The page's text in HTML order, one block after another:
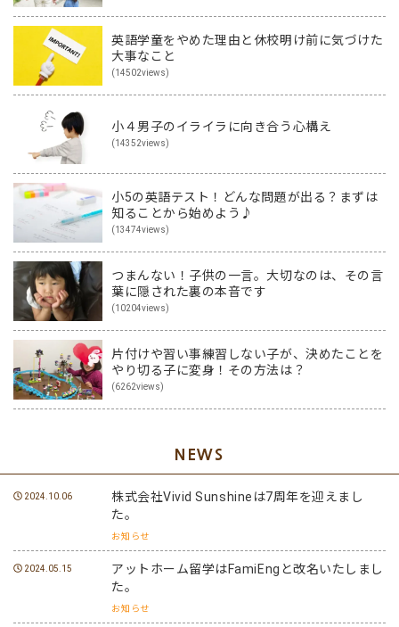
英語学童をやめた理由と休校明け前に気づけた
大事なこと
(14502views)
小４男子のイライラに向き合う心構え
(14352views)
小5の英語テスト！どんな問題が出る？まずは
知ることから始めよう♪
(13474views)
つまんない！子供の一言。大切なのは、その言
葉に隠された裏の本音です
(10204views)
片付けや習い事練習しない子が、決めたことを
やり切る子に変身！その方法は？
(6262views)
NEWS
2024.10.06
株式会社Vivid Sunshineは7周年を迎えまし
た。
お知らせ
2024.05.15
アットホーム留学はFamiEngと改名いたしまし
た。
お知らせ